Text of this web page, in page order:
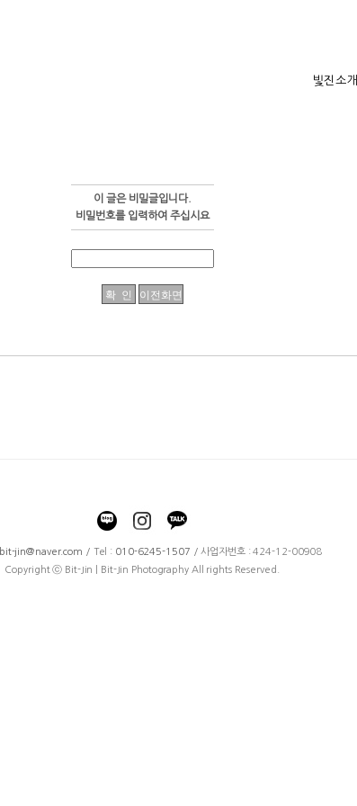
빛진소개
이 글은 비밀글입니다.
비밀번호를 입력하여 주십시요
bit-jin@naver.com / Tel : 010-6245-1507 / 사업자번호 : 424-12-00908
Copyright ⓒ Bit-Jin | Bit-Jin Photography All rights Reserved.